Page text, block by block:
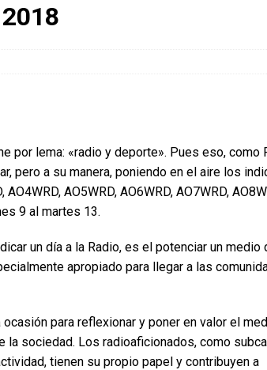
por lema: «radio y deporte». Pues eso, como
pero a su manera, poniendo en el aire los
AO5WRD, AO6WRD, AO7WRD,
9 al martes 13.
un día a la Radio, es el potenciar un medio
apropiado para llegar a las
para reflexionar y poner en valor el
la sociedad. Los radioaficionados, como
tienen su propio papel y contribuyen a